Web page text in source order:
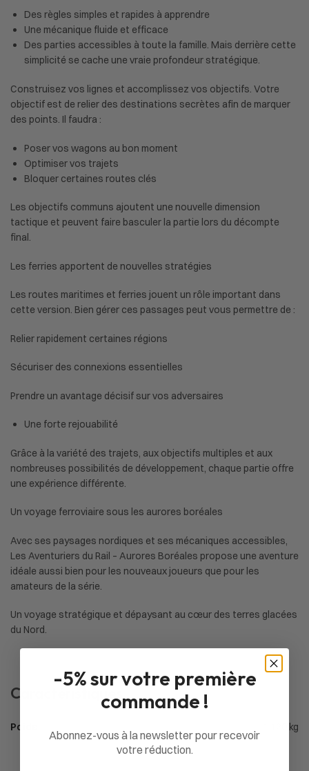
Des règles simples et rapides à apprendre
Une mécanique fluide et efficace
Des parties accessibles à toute la famille. Mais derrière cette
simplicité se cache une vraie profondeur stratégique.
Construisez vos lignes et accomplissez vos objectifs. Votre
objectif est de relier des destinations secrètes afin de marquer
des points. Il faudra :
Poser vos wagons au bon moment
Optimiser vos trajets
Bloquer certaines routes clés
Les objectifs communs ajoutent une nouvelle dimension
tactique et peuvent faire basculer la partie lors du décompte
final.
Les ferries apportent de nouvelles stratégies
Les routes maritimes et ferries jouent un rôle important dans
cette version. Bien gérer ces passages peut vous permettre de :
Relier rapidement certaines régions
Sécuriser des connexions essentielles
Prendre un avantage décisif sur vos adversaires
Une forte rejouabilité
Grâce à la variété des trajets, aux objectifs multiples et aux
nombreuses possibilités de développement, chaque partie offre
une expérience différente.
Un voyage ferroviaire sous les aurores boréales
Avec ses paysages nordiques et ses mécaniques accessibles,
Les Aventuriers du Rail – Aurores Boréales propose une aventure
idéale aussi bien pour les nouveaux joueurs que pour les
amateurs de la série.
Un voyage stratégique et dépaysant au cœur des terres glacées
du Nord.
Caractéristiques
Poids 1,120 kg
-5% sur votre première
commande !
Abonnez-vous à la newsletter pour recevoir
votre réduction.